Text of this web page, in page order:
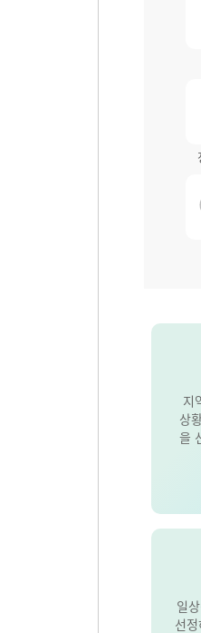
지
상
을
일
선